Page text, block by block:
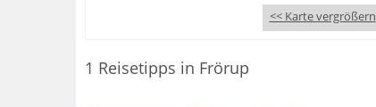
<< Karte vergrößern
1 Reisetipps in Frörup